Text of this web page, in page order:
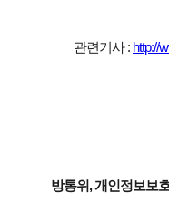
관련기사 : http://
방통위, 개인정보보